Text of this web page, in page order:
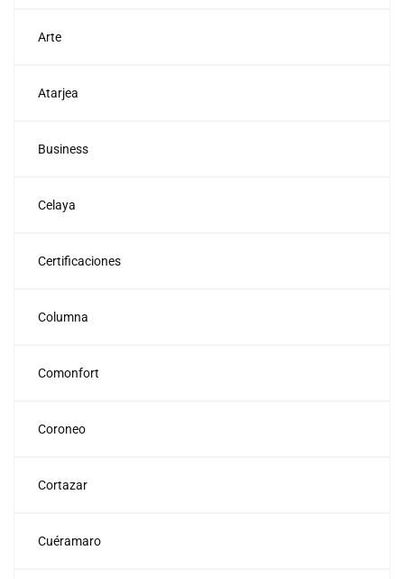
Arte
Atarjea
Business
Celaya
Certificaciones
Columna
Comonfort
Coroneo
Cortazar
Cuéramaro